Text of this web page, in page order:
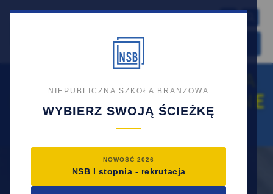
NIEPUBLICZNA SZKOŁA BRANŻOWA
WYBIERZ SWOJĄ ŚCIEŻKĘ
NOWOŚĆ 2026
NSB I stopnia - rekrutacja
TRWA OBECNIE NABÓR NA
DARMOWE KWALIFIKACYJNE
KURSY ZAWODOWE